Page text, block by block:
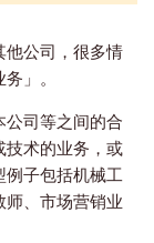
他公司，很多情
」。
公司等之间的合
技术的业务，或
例子包括机械工
师、市场营销业